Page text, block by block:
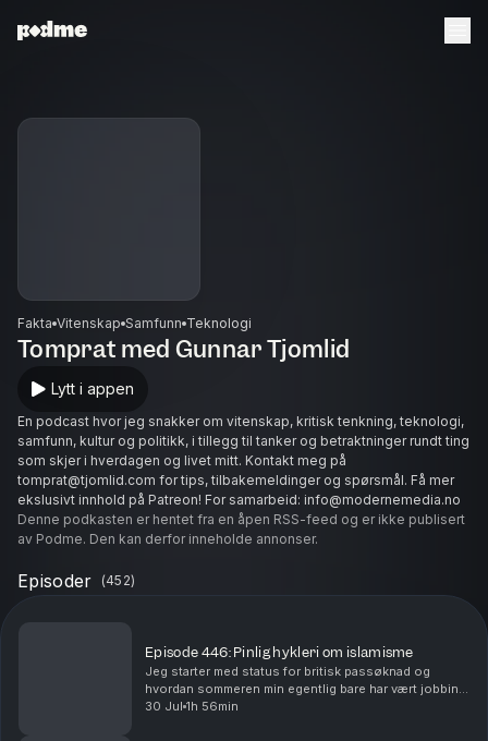
Fakta Vitenskap Samfunn Teknologi
Tomprat med Gunnar Tjomlid
Lytt i appen
En podcast hvor jeg snakker om vitenskap, kritisk tenkning, teknologi,
samfunn, kultur og politikk, i tillegg til tanker og betraktninger rundt ting
som skjer i hverdagen og livet mitt. Kontakt meg på
tomprat@tjomlid.com for tips, tilbakemeldinger og spørsmål. Få mer
ekslusivt innhold på Patreon! For samarbeid: info@modernemedia.no
Denne podkasten er hentet fra en åpen RSS-feed og er ikke publisert
av Podme. Den kan derfor inneholde annonser.
Episoder (452)
Episode 446: Pinlig hykleri om islamisme
Jeg starter med status for britisk passøknad og
hvordan sommeren min egentlig bare har vært jobbing,
før jeg går inn i hvordan AI mer eller mindre har
30 Jul 1h 56min